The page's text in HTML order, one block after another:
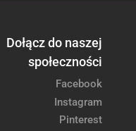
Dołącz do naszej
społeczności
Facebook
Instagram
Pinterest